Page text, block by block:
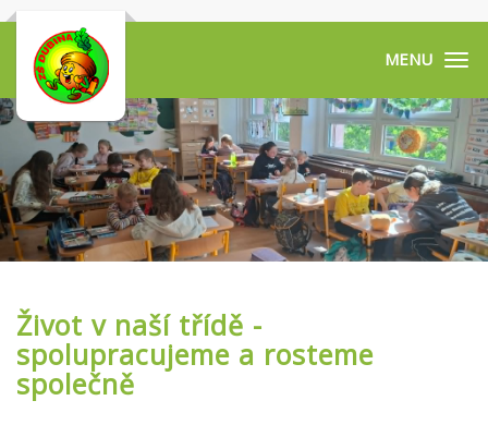
Život v naší třídě -
spolupracujeme a rosteme
společně